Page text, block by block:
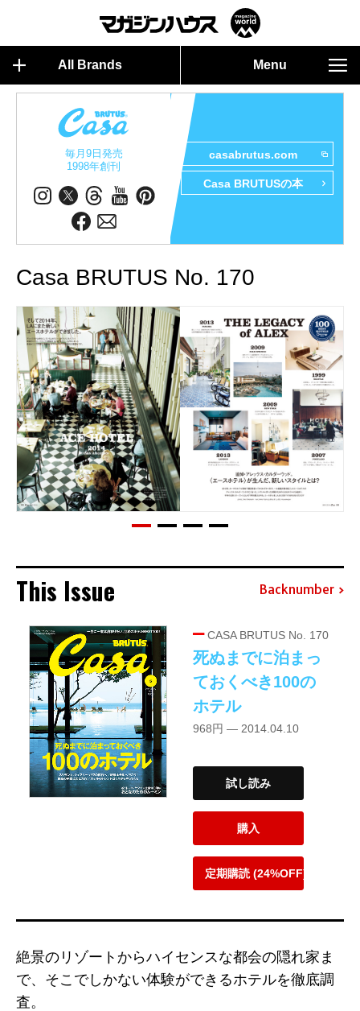
All Brands Menu
毎月9日発売
1998年創刊
casabrutus.com
Casa BRUTUSの本
Casa BRUTUS No. 170
This Issue Backnumber
CASA BRUTUS No. 170
死ぬまでに泊まっ
ておくべき100の
ホテル
968円 — 2014.04.10
試し読み
購入
定期購読 (24%OFF)
絶景のリゾートからハイセンスな都会の隠れ家ま
で、そこでしかない体験ができるホテルを徹底調
査。